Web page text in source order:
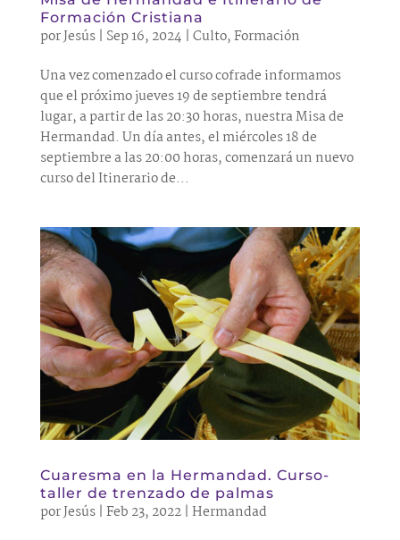
Formación Cristiana
porJesús| Sep 16, 2024 | Culto,Formación
Una vez comenzado el curso cofrade informamos
que el próximo jueves 19 de septiembre tendrá
lugar, a partir de las 20:30 horas, nuestra Misa de
Hermandad. Un día antes, el miércoles 18 de
septiembre a las 20:00 horas, comenzará un nuevo
curso del Itinerario de...
Cuaresma en la Hermandad. Curso-
taller de trenzado de palmas
porJesús| Feb 23, 2022| Hermandad